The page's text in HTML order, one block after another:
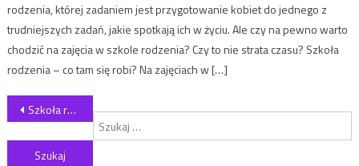
rodzenia, której zadaniem jest przygotowanie kobiet do jednego z
trudniejszych zadań, jakie spotkają ich w życiu. Ale czy na pewno warto
chodzić na zajęcia w szkole rodzenia? Czy to nie strata czasu? Szkoła
rodzenia – co tam się robi? Na zajęciach w […]
Nawigacja wpisu
Szkoła rodzenia – ćwiczenia i zajęcia teoretyczne